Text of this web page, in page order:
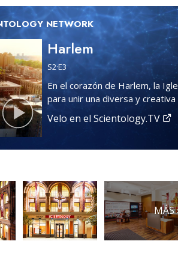
NETWORK
Harlem
S2·E3
En el corazón de Harlem, la
para unir una diversa y creativa
Velo en el Scientology.TV
MÁS